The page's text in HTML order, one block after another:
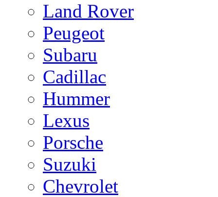
Land Rover
Peugeot
Subaru
Cadillac
Hummer
Lexus
Porsche
Suzuki
Chevrolet